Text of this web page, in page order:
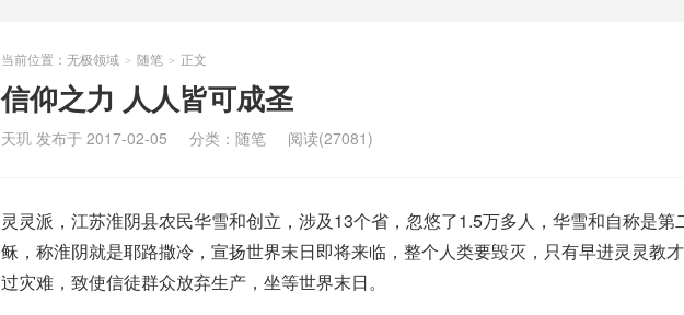
当前位置： 无极领域 > 随笔 > 正文
信仰之力 人人皆可成圣
天玑 发布于 2017-02-05 分类： 随笔 阅读(27081)
灵灵派，江苏淮阴县农民华雪和创立，涉及13个省，忽悠了1.5万多人，华雪和自称是第
稣，称淮阴就是耶路撒冷，宣扬世界末日即将来临，整个人类要毁灭，只有早进灵灵教
过灾难，致使信徒群众放弃生产，坐等世界末日。